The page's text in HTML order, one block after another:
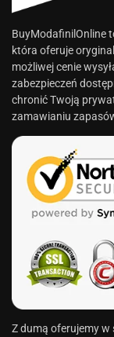
BuyModafinilOnline
która oferuje
możliwej cenie
zabezpieczeń
chronić Twoją
zamawianiu
Z dumą oferujemy w